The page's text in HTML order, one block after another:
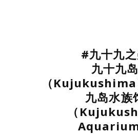
#九十九
九十九岛
（Kujukushima
九岛水族
（
Aquarium